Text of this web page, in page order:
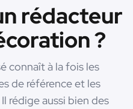
rédacteur
?
connaît à la fois les
de référence et les
rédige aussi bien des